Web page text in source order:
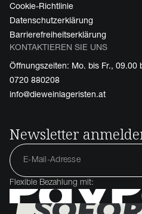
Cookie-Richtlinie
Datenschutzerklärung
Barrierefreiheitserklärung
KONTAKTIEREN SIE UNS
Öffnungszeiten: Mo. bis Fr., 09.00
0720 880208
info@dieweinlageristen.at
Newsletter
Flexible Bezahlung mit: